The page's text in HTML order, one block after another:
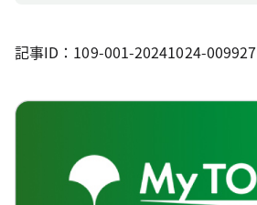
記事ID：109-001-20241024-009927